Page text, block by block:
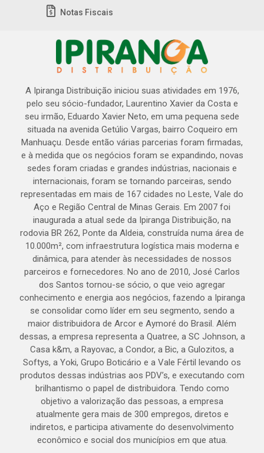
Notas Fiscais
A Ipiranga Distribuição iniciou suas atividades em 1976,
pelo seu sócio-fundador, Laurentino Xavier da Costa e
seu irmão, Eduardo Xavier Neto, em uma pequena sede
situada na avenida Getúlio Vargas, bairro Coqueiro em
Manhuaçu. Desde então várias parcerias foram firmadas,
e à medida que os negócios foram se expandindo, novas
sedes foram criadas e grandes indústrias, nacionais e
internacionais, foram se tornando parceiras, sendo
representadas em mais de 167 cidades no Leste, Vale do
Aço e Região Central de Minas Gerais. Em 2007 foi
inaugurada a atual sede da Ipiranga Distribuição, na
rodovia BR 262, Ponte da Aldeia, construída numa área de
10.000m², com infraestrutura logística mais moderna e
dinâmica, para atender às necessidades de nossos
parceiros e fornecedores. No ano de 2010, José Carlos
dos Santos tornou-se sócio, o que veio agregar
conhecimento e energia aos negócios, fazendo a Ipiranga
se consolidar como líder em seu segmento, sendo a
maior distribuidora de Arcor e Aymoré do Brasil. Além
dessas, a empresa representa a Quatree, a SC Johnson, a
Casa k&m, a Rayovac, a Condor, a Bic, a Gulozitos, a
Softys, a Yoki, Grupo Boticário e a Vale Fértil levando os
produtos dessas indústrias aos PDV’s, e executando com
brilhantismo o papel de distribuidora. Tendo como
objetivo a valorização das pessoas, a empresa
atualmente gera mais de 300 empregos, diretos e
indiretos, e participa ativamente do desenvolvimento
econômico e social dos municípios em que atua.